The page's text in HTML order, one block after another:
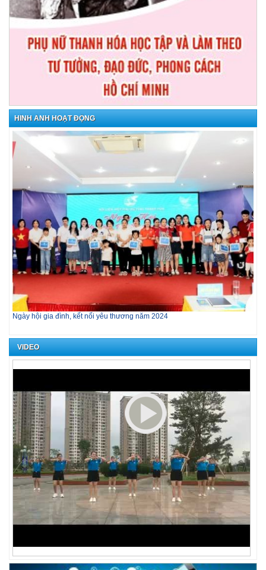
HÌNH ẢNH HOẠT ĐỘNG
Ngày hội gia đình, kết nối yêu thương năm 2024
VIDEO